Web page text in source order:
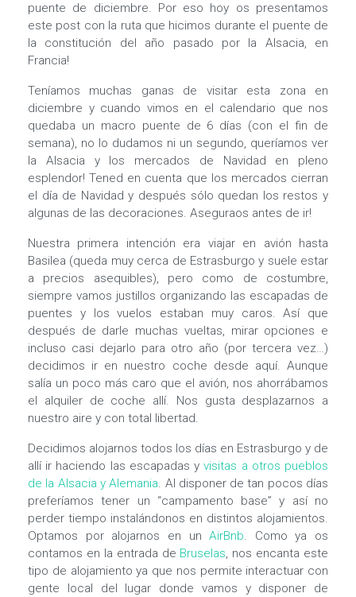
puente de diciembre. Por eso hoy os presentamos
este post con la ruta que hicimos durante el puente de
la constitución del año pasado por la Alsacia, en
Francia!
Teníamos muchas ganas de visitar esta zona en
diciembre y cuando vimos en el calendario que nos
quedaba un macro puente de 6 días (con el fin de
semana), no lo dudamos ni un segundo, queríamos ver
la Alsacia y los mercados de Navidad en pleno
esplendor! Tened en cuenta que los mercados cierran
el día de Navidad y después sólo quedan los restos y
algunas de las decoraciones. Aseguraos antes de ir!
Nuestra primera intención era viajar en avión hasta
Basilea (queda muy cerca de Estrasburgo y suele estar
a precios asequibles), pero como de costumbre,
siempre vamos justillos organizando las escapadas de
puentes y los vuelos estaban muy caros. Así que
después de darle muchas vueltas, mirar opciones e
incluso casi dejarlo para otro año (por tercera vez…)
decidimos ir en nuestro coche desde aquí. Aunque
salía un poco más caro que el avión, nos ahorrábamos
el alquiler de coche allí. Nos gusta desplazarnos a
nuestro aire y con total libertad.
Decidimos alojarnos todos los días en Estrasburgo y de
allí ir haciendo las escapadas yvisitas a otros pueblos
de la Alsacia y Alemania. Al disponer de tan pocos días
preferíamos tener un “campamento base” y así no
perder tiempo instalándonos en distintos alojamientos.
Optamos por alojarnos en unAirBnb. Como ya os
contamos en la entrada de Bruselas, nos encanta este
tipo de alojamiento ya que nos permite interactuar con
gente local del lugar donde vamos y disponer de